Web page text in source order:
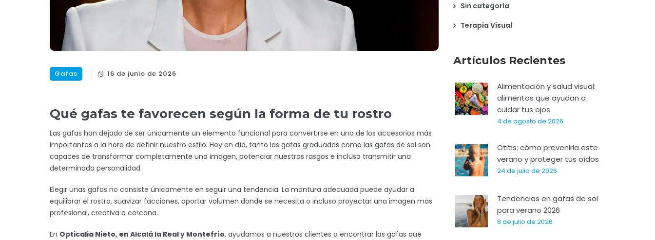
Gafas 16 de junio de 2026
Qué gafas te favorecen según la forma de tu rostro
Las gafas han dejado de ser únicamente un elemento funcional para convertirse en uno de los accesorios más
importantes a la hora de definir nuestro estilo. Hoy en día, tanto las gafas graduadas como las gafas de sol son
capaces de transformar completamente una imagen, potenciar nuestros rasgos e incluso transmitir una
determinada personalidad.
Elegir unas gafas no consiste únicamente en seguir una tendencia. La montura adecuada puede ayudar a
equilibrar el rostro, suavizar facciones, aportar volumen donde se necesita o incluso proyectar una imagen más
profesional, creativa o cercana.
En Opticalia Nieto, en Alcalá la Real y Montefrío, ayudamos a nuestros clientes a encontrar las gafas que
Sin categoría
Terapia Visual
Artículos Recientes
Alimentación y salud visual:
alimentos que ayudan a
cuidar tus ojos
4 de agosto de 2026
Otitis: cómo prevenirla este
verano y proteger tus oídos
24 de julio de 2026
Tendencias en gafas de sol
para verano 2026
8 de julio de 2026